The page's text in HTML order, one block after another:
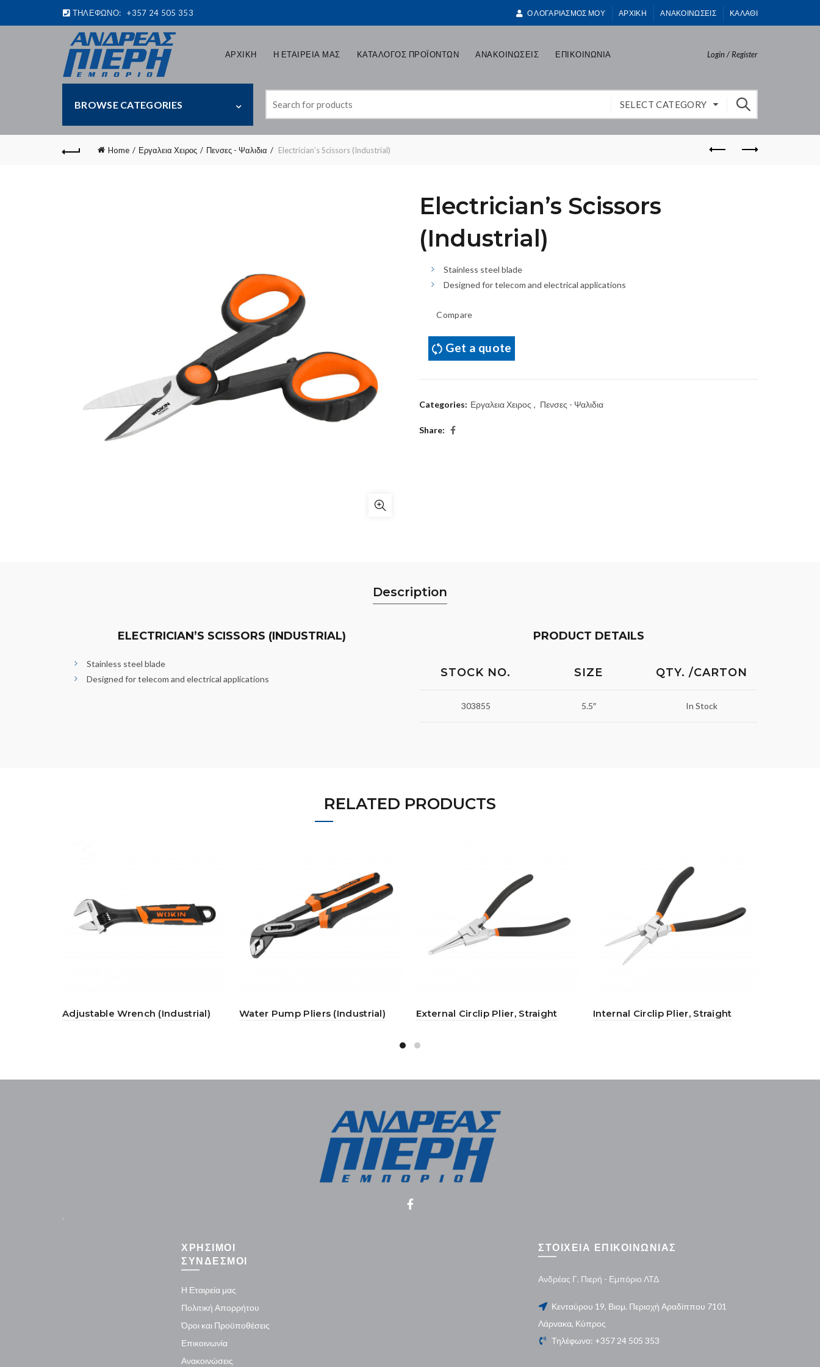
ΤΗΛΕΦΩΝΟ: +357 24 505 353 Ο ΛΟΓΑΡΙΑΣΜΟΣ ΜΟΥ ΑΡΧΙΚΗ ΑΝΑΚΟΙΝΩΣΕΙΣ ΚΑΛΑΘΙ
ΑΡΧΙΚΗ Η ΕΤΑΙΡΕΙΑ ΜΑΣ ΚΑΤΑΛΟΓΟΣ ΠΡΟΪΟΝΤΩΝ ΑΝΑΚΟΙΝΩΣΕΙΣ ΕΠΙΚΟΙΝΩΝΙΑ Login / Register
BROWSE CATEGORIES
for:
SELECT CATEGORY
Home Εργαλεια Χειρος Πενσες - Ψαλιδια Electrician’s Scissors (Industrial)
Electrician’s Scissors
(Industrial)
Stainless steel blade
Designed for telecom and electrical applications
Compare
Get a quote
Categories: Εργαλεια Χειρος , Πενσες - Ψαλιδια
Share
Description
ELECTRICIAN’S SCISSORS (INDUSTRIAL)
Stainless steel blade
Designed for telecom and electrical applications
PRODUCT DETAILS
STOCK NO. SIZE QTY. /CARTON
303855 5.5″ In Stock
RELATED PRODUCTS
Adjustable Wrench (Industrial) Water Pump Pliers (Industrial) External Circlip Plier, Straight Internal Circlip Plier, Straight
.
ΧΡΗΣΙΜΟΙ
ΣΥΝΔΕΣΜΟΙ
Η Εταιρεία μας
Πολιτική Απορρήτου
Όροι και Προϋποθέσεις
Επικοινωνία
Ανακοινώσεις
ΣΤΟΙΧΕΙΑ ΕΠΙΚΟΙΝΩΝΙΑΣ
Ανδρέας Γ. Πιερή - Εμπόριο ΛΤΔ
Κενταύρου 19, Βιομ. Περιοχή Αραδίππου 7101
Λάρνακα, Κύπρος
Τηλέφωνο: +357 24 505 353